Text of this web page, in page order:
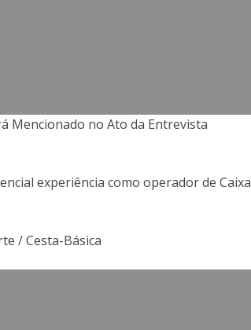
Mencionado no Ato da Entrevista
experiência como operador de Caixa
/ Cesta-Básica